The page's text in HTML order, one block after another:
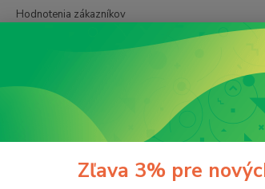
Hodnotenia zákazníkov
Tonery a náplne do tlačiarní Canon
iP6700DZľava 3% pre